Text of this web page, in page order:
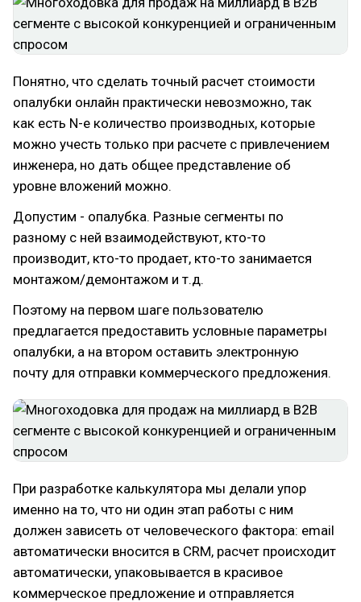
Понятно, что сделать точный расчет стоимости
опалубки онлайн практически невозможно, так
как есть N-е количество производных, которые
можно учесть только при расчете с привлечением
инженера, но дать общее представление об
уровне вложений можно.
Допустим - опалубка. Разные сегменты по
разному с ней взаимодействуют, кто-то
производит, кто-то продает, кто-то занимается
монтажом/демонтажом и т.д.
Поэтому на первом шаге пользователю
предлагается предоставить условные параметры
опалубки, а на втором оставить электронную
почту для отправки коммерческого предложения.
При разработке калькулятора мы делали упор
именно на то, что ни один этап работы с ним
должен зависеть от человеческого фактора: email
автоматически вносится в CRM, расчет происходит
автоматически, упаковывается в красивое
коммерческое предложение и отправляется